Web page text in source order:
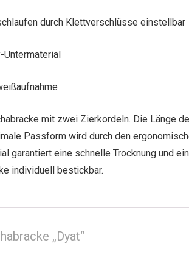
durch Klettverschlüsse einstellbar
Untermaterial
mit zwei Zierkordeln. Die Länge
Passform wird durch den
garantiert eine schnelle Trocknung und
individuell bestickbar.
„Dyat“